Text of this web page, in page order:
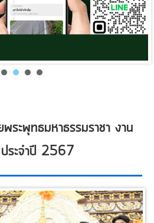
ะนำเทศบาล
ารดำเนินงาน
ระชาสัมพันธ์
พระพุทธมหาธรรมราชา งาน
ระจำปี 2567